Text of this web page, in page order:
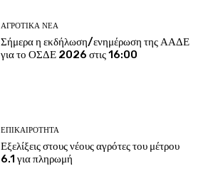
ΑΓΡΟΤΙΚΆ ΝΈΑ
Σήμερα η εκδήλωση/ενημέρωση της ΑΑΔΕ
για το ΟΣΔΕ 2026 στις 16:00
ΕΠΙΚΑΙΡΌΤΗΤΑ
Εξελίξεις στους νέους αγρότες του μέτρου
6.1 για πληρωμή